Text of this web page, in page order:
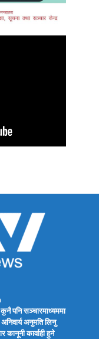
सञ्चारमाध्यममा
अनुमति लिनु
कार्वाही हुने